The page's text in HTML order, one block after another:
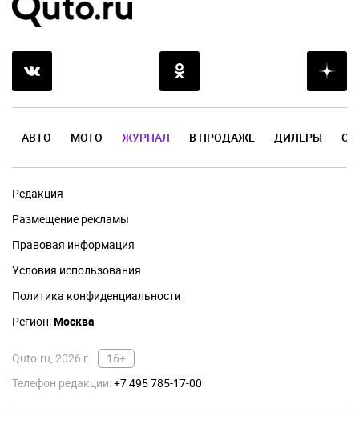
АВТО МОТО ЖУРНАЛ В ПРОДАЖЕ ДИЛЕРЫ
Редакция
Размещение рекламы
Правовая информация
Условия использования
Политика конфиденциальности
Регион:Москва
Quto.ru, 2026 г.
16+
Телефон редакции:+7 495 785-17-00